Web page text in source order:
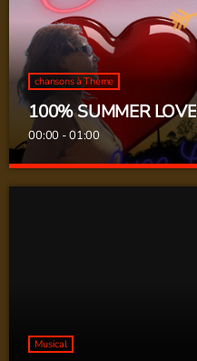
chansons à Thème
100% SUMMER LOVE
00:00 - 01:00
100% SUMMER LOVE
Musical